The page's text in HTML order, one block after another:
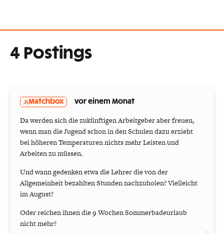
4 Postings
Matchbox vor einem Monat
Da werden sich die zukünftigen Arbeitgeber aber freuen,
wenn man die Jugend schon in den Schulen dazu erzieht
bei höheren Temperaturen nichts mehr Leisten und
Arbeiten zu müssen.
Und wann gedenken etwa die Lehrer die von der
Allgemeinheit bezahlten Stunden nachzuholen? Vielleicht
im August?
Oder reichen ihnen die 9 Wochen Sommerbadeurlaub
nicht mehr?